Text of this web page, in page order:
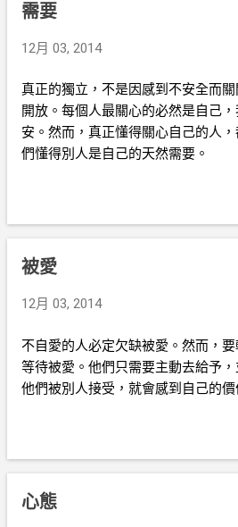
需要
12月 03, 2014
真正的獨立，不是因感到不安全而
開放。每個人最關心的必然是自己
安。然而，真正懂得關心自己的人
們懂得別人是自己的天然需要。
被愛
12月 03, 2014
不自愛的人必定欠缺被愛。然而，
等待被愛。他們只需要主動去給予
他們被別人接受，就會感到自己的
心態